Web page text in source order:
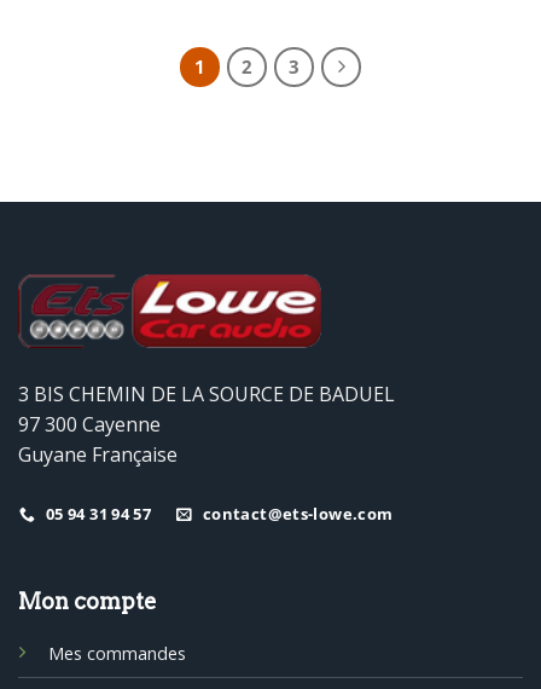
1 2 3
3 BIS CHEMIN DE LA SOURCE DE BADUEL
97 300 Cayenne
Guyane Française
05 94 31 94 57 contact@ets-lowe.com
Mon compte
Mes commandes